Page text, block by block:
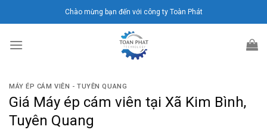
đến
dung
Chào mừng bạn đến với công ty Toàn Phát
MÁY ÉP CÁM VIÊN - TUYÊN QUANG
Giá Máy ép cám viên tại Xã Kim Bình,
Tuyên Quang